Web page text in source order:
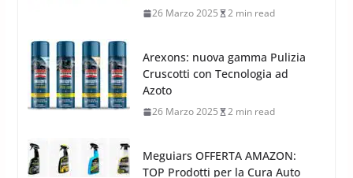
26 Marzo 2025 2 min read
Arexons: nuova gamma Pulizia
Cruscotti con Tecnologia ad
Azoto
26 Marzo 2025 2 min read
Meguiars OFFERTA AMAZON:
TOP Prodotti per la Cura Auto